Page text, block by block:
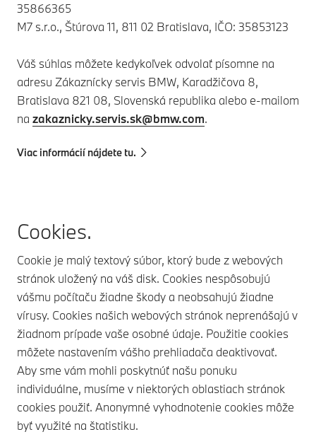
35866365
M7 s.r.o., Štúrova 11, 811 02 Bratislava, IČO: 35853123
Váš súhlas môžete kedykoľvek odvolať písomne na
adresu Zákaznícky servis BMW, Karadžičova 8,
Bratislava 821 08, Slovenská republika alebo e-mailom
na zakaznicky.servis.sk@bmw.com.
Viac informácií nájdete tu.
Cookies.
Cookie je malý textový súbor, ktorý bude z webových
stránok uložený na váš disk. Cookies nespôsobujú
vášmu počítaču žiadne škody a neobsahujú žiadne
vírusy. Cookies našich webových stránok neprenášajú v
žiadnom prípade vaše osobné údaje. Použitie cookies
môžete nastavením vášho prehliadača deaktivovať.
Aby sme vám mohli poskytnúť našu ponuku
individuálne, musíme v niektorých oblastiach stránok
cookies použiť. Anonymné vyhodnotenie cookies môže
byť využité na štatistiku.